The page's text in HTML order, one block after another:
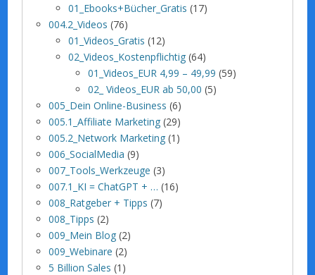
01_Ebooks+Bücher_Gratis (17)
004.2_Videos (76)
01_Videos_Gratis (12)
02_Videos_Kostenpflichtig (64)
01_Videos_EUR 4,99 – 49,99 (59)
02_ Videos_EUR ab 50,00 (5)
005_Dein Online-Business (6)
005.1_Affiliate Marketing (29)
005.2_Network Marketing (1)
006_SocialMedia (9)
007_Tools_Werkzeuge (3)
007.1_KI = ChatGPT + … (16)
008_Ratgeber + Tipps (7)
008_Tipps (2)
009_Mein Blog (2)
009_Webinare (2)
5 Billion Sales (1)